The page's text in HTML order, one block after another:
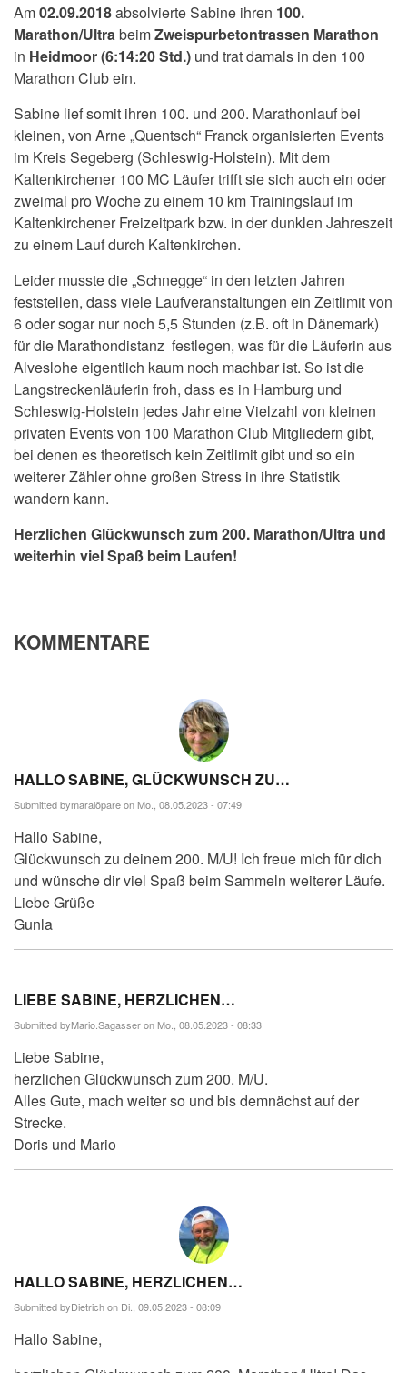
Am02.09.2018absolvierte Sabine ihren 100.
Marathon/Ultra beimZweispurbetontrassen Marathon
in Heidmoor (6:14:20 Std.) und trat damals in den 100
Marathon Club ein.
Sabine lief somit ihren 100. und 200. Marathonlauf bei
kleinen, von Arne „Quentsch“ Franck organisierten Events
im Kreis Segeberg (Schleswig-Holstein). Mit dem
Kaltenkirchener 100 MC Läufer trifft sie sich auch ein oder
zweimal pro Woche zu einem 10 km Trainingslauf im
Kaltenkirchener Freizeitpark bzw. in der dunklen Jahreszeit
zu einem Lauf durch Kaltenkirchen.
Leider musste die „Schnegge“ in den letzten Jahren
feststellen, dass viele Laufveranstaltungen ein Zeitlimit von
6 oder sogar nur noch 5,5 Stunden (z.B. oft in Dänemark)
für die Marathondistanz festlegen, was für die Läuferin aus
Alveslohe eigentlich kaum noch machbar ist. So ist die
Langstreckenläuferin froh, dass es in Hamburg und
Schleswig-Holstein jedes Jahr eine Vielzahl von kleinen
privaten Events von 100 Marathon Club Mitgliedern gibt,
bei denen es theoretisch kein Zeitlimit gibt und so ein
weiterer Zähler ohne großen Stress in ihre Statistik
wandern kann.
Herzlichen Glückwunsch zum 200. Marathon/Ultra und
weiterhin viel Spaß beim Laufen!
KOMMENTARE
HALLO SABINE, GLÜCKWUNSCH ZU…
Submitted bymaralöpareon Mo., 08.05.2023 - 07:49
Hallo Sabine,
Glückwunsch zu deinem 200. M/U! Ich freue mich für dich
und wünsche dir viel Spaß beim Sammeln weiterer Läufe.
Liebe Grüße
Gunla
LIEBE SABINE, HERZLICHEN…
Submitted byMario.Sagasseron Mo., 08.05.2023 - 08:33
Liebe Sabine,
herzlichen Glückwunsch zum 200. M/U.
Alles Gute, mach weiter so und bis demnächst auf der
Strecke.
Doris und Mario
HALLO SABINE, HERZLICHEN…
Submitted byDietrichon Di., 09.05.2023 - 08:09
Hallo Sabine,